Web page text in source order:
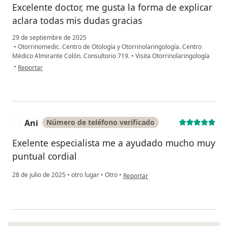
Excelente doctor, me gusta la forma de explicar
aclara todas mis dudas gracias
29 de septiembre de 2025
• Otorrinomedic. Centro de Otología y Otorrinolaringología. Centro
Médico Almirante Colón. Consultorio 719. • Visita Otorrinolaringología
• en opinión del usuario Yaisa valera
Reportar
Ani Número de teléfono verificado
Exelente especialista me a ayudado mucho muy
puntual cordial
28 de julio de 2025 • otro lugar • Otro • en opinión del usuario Ani
Reportar